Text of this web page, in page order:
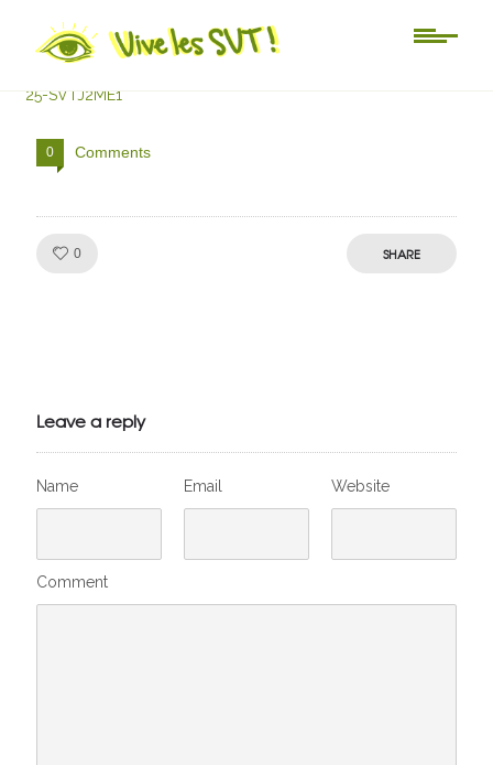
25-SVTJ2ME1
25-SVTJ2ME1
0 Comments
0 SHARE
Leave a reply
Name Email Website
Comment